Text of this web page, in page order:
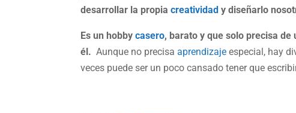
desarrollar la propiacreatividad y diseñarlo
Es un hobbycasero, barato y que solo precisa
él. Aunque no precisaaprendizaje especial, hay
veces puede ser un poco cansado tener que